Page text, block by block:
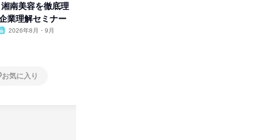
湘南美容を徹底理
業理解セミナー
2026年8月・9月
お気に入り